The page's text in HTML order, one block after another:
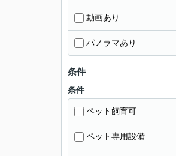
動画あり
パノラマあり
条件
条件
ペット飼育可
ペット専用設備